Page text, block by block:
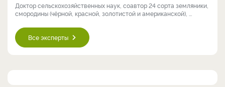
Доктор сельскохозяйственных наук, соавтор 24 сорта земляники,
смородины (чёрной, красной, золотистой и американской), ...
Все эксперты